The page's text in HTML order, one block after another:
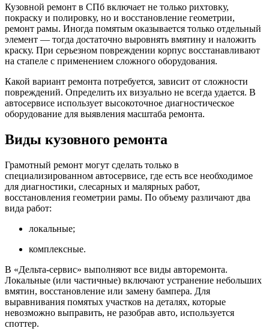
Кузовной ремонт в СПб включает не только рихтовку,
покраску и полировку, но и восстановление геометрии,
ремонт рамы. Иногда помятым оказывается только отдельный
элемент — тогда достаточно выровнять вмятину и наложить
краску. При серьезном повреждении корпус восстанавливают
на стапеле с применением сложного оборудования.
Какой вариант ремонта потребуется, зависит от сложности
повреждений. Определить их визуально не всегда удается. В
автосервисе использует высокоточное диагностическое
оборудование для выявления масштаба ремонта.
Виды кузовного ремонта
Грамотный ремонт могут сделать только в
специализированном автосервисе, где есть все необходимое
для диагностики, слесарных и малярных работ,
восстановления геометрии рамы. По объему различают два
вида работ:
локальные;
комплексные.
В «Дельта-сервис» выполняют все виды авторемонта.
Локальные (или частичные) включают устранение небольших
вмятин, восстановление или замену бампера. Для
выравнивания помятых участков на деталях, которые
невозможно выправить, не разобрав авто, используется
споттер.